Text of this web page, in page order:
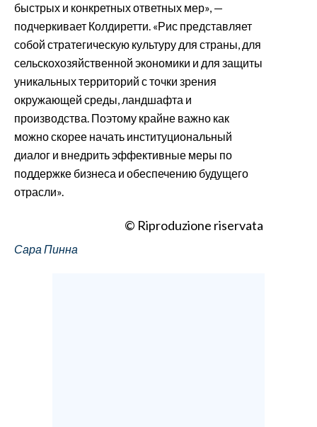
быстрых и конкретных ответных мер», —
подчеркивает Колдиретти. «Рис представляет
собой стратегическую культуру для страны, для
сельскохозяйственной экономики и для защиты
уникальных территорий с точки зрения
окружающей среды, ландшафта и
производства. Поэтому крайне важно как
можно скорее начать институциональный
диалог и внедрить эффективные меры по
поддержке бизнеса и обеспечению будущего
отрасли».
© Riproduzione riservata
Сара Пинна